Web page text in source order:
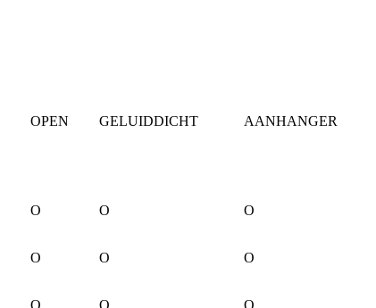
OPEN GELUIDDICHT AANHANGER
O O O
O O O
O O O